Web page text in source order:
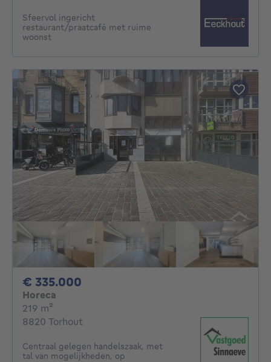
Sfeervol ingericht
restaurant/praatcafé met ruime
woonst
€ 335.000
Horeca
219 m²
8820 Torhout
Centraal gelegen handelszaak, met
tal van mogelijkheden, op